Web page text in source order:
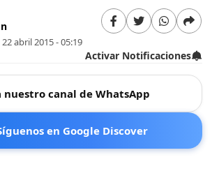
abril 2015 - 05:19
Activar Notificaciones
nuestro canal de WhatsApp
en Google Discover